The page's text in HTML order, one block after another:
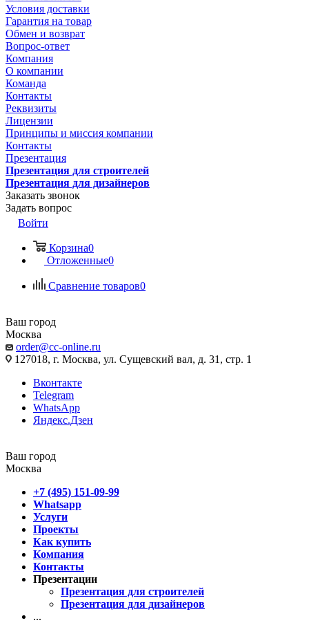
Условия доставки
Гарантия на товар
Обмен и возврат
Вопрос-ответ
Компания
О компании
Команда
Контакты
Реквизиты
Лицензии
Принципы и миссия компании
Контакты
Презентация
Презентация для строителей
Презентация для дизайнеров
Заказать звонок
Задать вопрос
Войти
Корзина0
Отложенные0
Сравнение товаров0
Ваш город
Москва
order@cc-online.ru
127018, г. Москва, ул. Сущевский вал, д. 31, стр. 1
Вконтакте
Telegram
WhatsApp
Яндекс.Дзен
Ваш город
Москва
+7 (495) 151-09-99
Whatsapp
Услуги
Проекты
Как купить
Компания
Контакты
Презентации
Презентация для строителей
Презентация для дизайнеров
...